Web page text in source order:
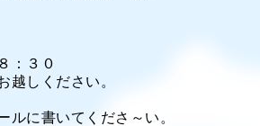
：３０
越しください。
ルに書いてくださ～い。